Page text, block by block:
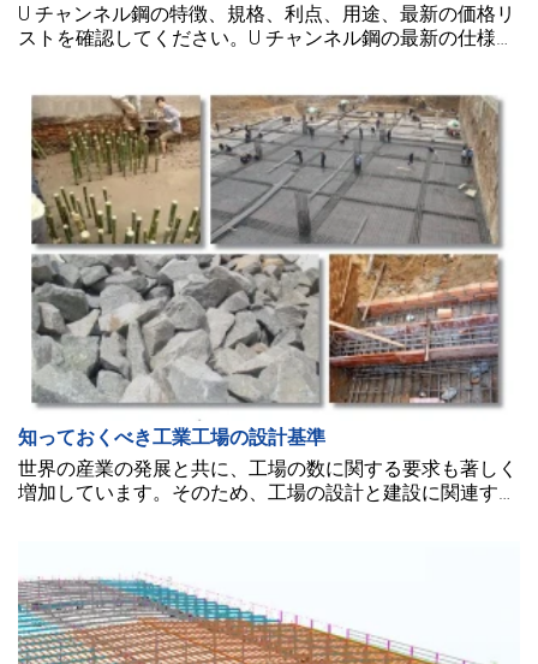
U チャンネル鋼の特徴、規格、利点、用途、最新の価格リ
ストを確認してください。U チャンネル鋼の最新の仕様表
知っておくべき工業工場の設計基準
世界の産業の発展と共に、工場の数に関する要求も著しく
増加しています。そのため、工場の設計と建設に関連する